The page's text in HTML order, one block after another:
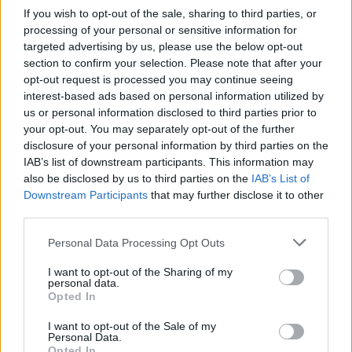
If you wish to opt-out of the sale, sharing to third parties, or
processing of your personal or sensitive information for
targeted advertising by us, please use the below opt-out
section to confirm your selection. Please note that after your
opt-out request is processed you may continue seeing
interest-based ads based on personal information utilized by
us or personal information disclosed to third parties prior to
your opt-out. You may separately opt-out of the further
disclosure of your personal information by third parties on the
IAB’s list of downstream participants. This information may
also be disclosed by us to third parties on the IAB’s List of
Downstream Participants that may further disclose it to other
Please note that this website/app uses one or more Google
not limited to your visit or usage behaviour. You may click to
grant or deny consent to Google and its third-party tags to
use your data for below specified purposes in below Google
consent section.
Personal Data Processing Opt Outs
I want to opt-out of the Sharing of my
personal data.
Opted In
I want to opt-out of the Sale of my
Personal Data.
Hunyadi Mátyásként az Operettből idevetődött
Bródy Norbert. Tekintetéről leolvasható a kihúzott
jóslat szövege is. (Vörösmarty drámája első
előadásán a 28 éves - s az évben elholt - Hubenayné
nadrágszerepként játszotta az uralkodásra
tudatosan készülő, felvágott nyelvű 16 éves, majdani
nagy uralkodót.)
A tömegjelenetek valószínűleg a szegedi tánctervező
Juronics Tamás számláját terhelik. Van egy báli kép.
Táncol vagy tizenkét pár a színen, de táncosnak csak
a színész Schell Judit mutatkozik. A többiek vagy
cégnél. Ők a történelmi tömeg is az előadásban. És
minél többen bejönnek a színre, annál kevesebben
vannak a színpadon. Valahogy kiszorul a levegő. És
karajban ülnek, mint a Parasztbecsület egyik
díszletablakában, élettelenebbül, mint maga a